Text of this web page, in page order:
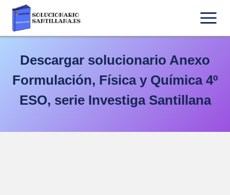
Saltar
contenido
Descargar solucionario Anexo
Formulación, Física y Química 4º
ESO, serie Investiga Santillana